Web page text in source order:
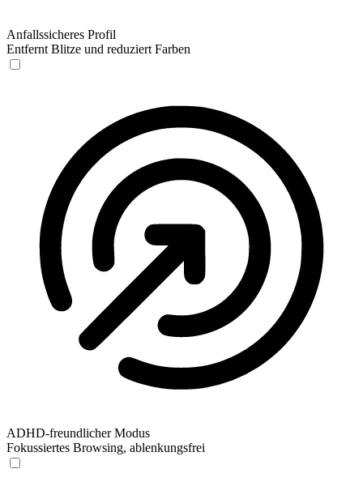
Anfallssicheres Profil
Entfernt Blitze und reduziert Farben
ADHD-freundlicher Modus
Fokussiertes Browsing, ablenkungsfrei